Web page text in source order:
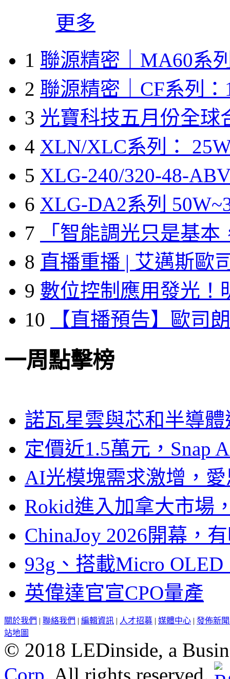
更多
1 聯源精密｜MA60系
2 聯源精密｜CF系列：
3 光寶科技五月份全球
4 XLN/XLC系列：
5 XLG-240/320-48-
6 XLG-DA2系列
7
「智能調光只是基本
8 直播重播 | 艾邁斯歐
9 數位控制應用發光！
10
【直播預告】歐司
一周點擊榜
諾瓦星雲與芯和半導
定價近1.5萬元，Snap
AI光模塊需求激增，
Rokid進入加拿大市場
ChinaJoy 2026開幕，
93g、搭載Micro
英偉達官宣CPO量產
關於我們 | 聯絡我們 | 編輯資訊 | 人才招募 | 媒體中心 | 發佈新
站地圖
© 2018 LEDinside, a